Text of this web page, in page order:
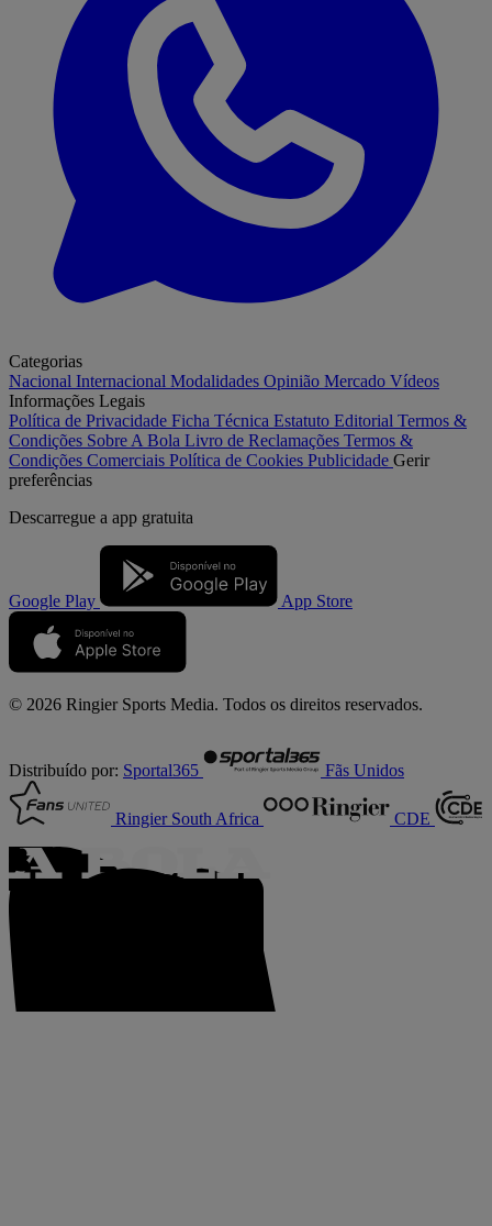
Categorias
Nacional Internacional Modalidades Opinião Mercado Vídeos
Informações Legais
Política de Privacidade Ficha Técnica Estatuto Editorial Termos &
Condições Sobre A Bola Livro de Reclamações Termos &
Condições Comerciais Política de Cookies Publicidade Gerir
preferências
Descarregue a app gratuita
Google Play App Store
© 2026 Ringier Sports Media. Todos os direitos reservados.
Distribuído por: Sportal365 Fãs Unidos
Ringier South Africa CDE